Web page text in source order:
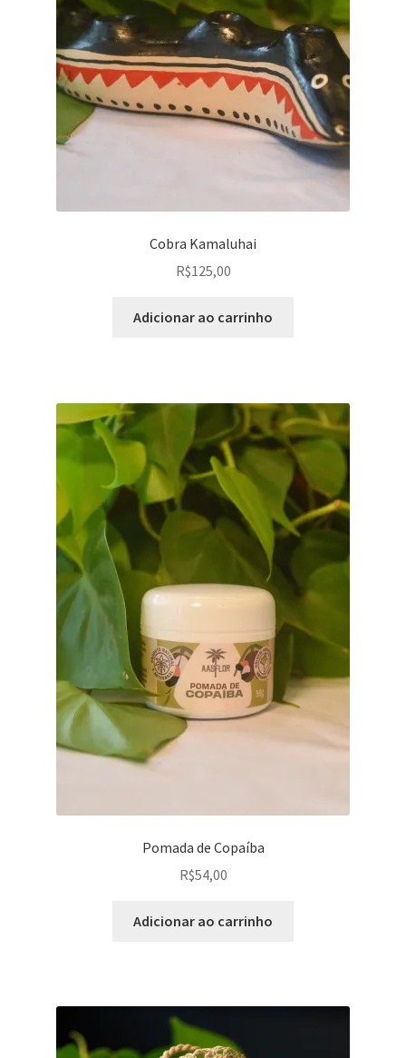
Cobra Kamaluhai
R$125,00
Adicionar ao carrinho
Pomada de Copaíba
R$54,00
Adicionar ao carrinho